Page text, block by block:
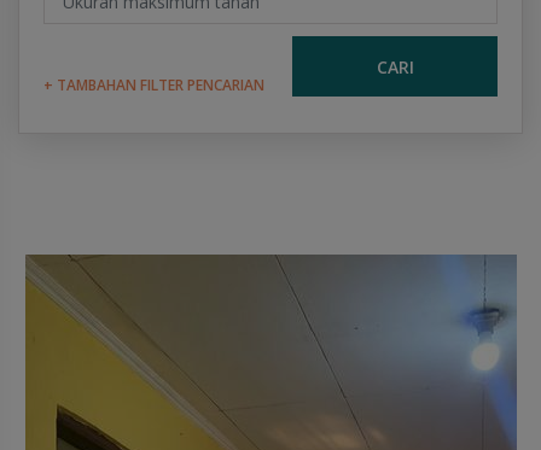
+ TAMBAHAN FILTER PENCARIAN
CARI